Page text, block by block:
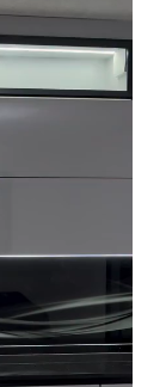
ا
ي
و